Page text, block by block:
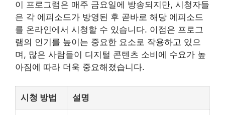
이 프로그램은 매주 금요일에 방송되지만, 시청자들
은 각 에피소드가 방영된 후 곧바로 해당 에피소드
를 온라인에서 시청할 수 있습니다. 이점은 프로그
램의 인기를 높이는 중요한 요소로 작용하고 있으
며, 많은 사람들이 디지털 콘텐츠 소비에 수요가 높
아짐에 따라 더욱 중요해졌습니다.
시청 방법 설명